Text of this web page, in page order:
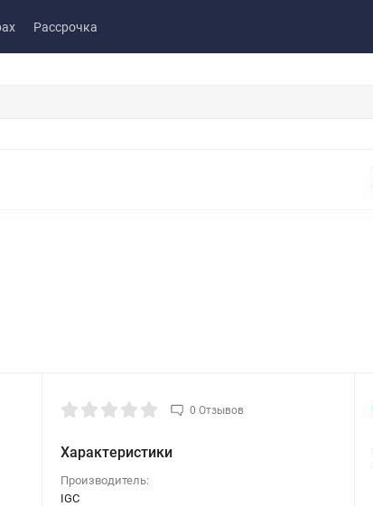
Рассрочка
0 Отзывов
Характеристики
Производитель:
IGC